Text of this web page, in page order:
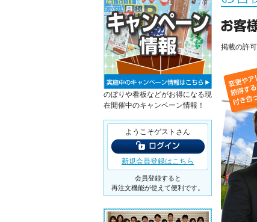
掲載の許
のぼりや看板などがお得になる現
在開催中のキャンペーン情報！
ようこそゲストさん
新規会員登録はこちら
会員登録すると
再注文機能が使えて便利です。